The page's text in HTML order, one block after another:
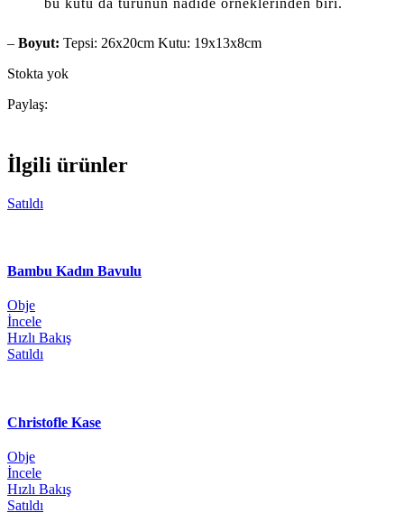
– Boyut: Tepsi: 26x20cm Kutu: 19x13x8cm
Stokta yok
Paylaş:
İlgili ürünler
Satıldı
Bambu Kadın Bavulu
Obje
İncele
Hızlı Bakış
Satıldı
Christofle Kase
Obje
İncele
Hızlı Bakış
Satıldı